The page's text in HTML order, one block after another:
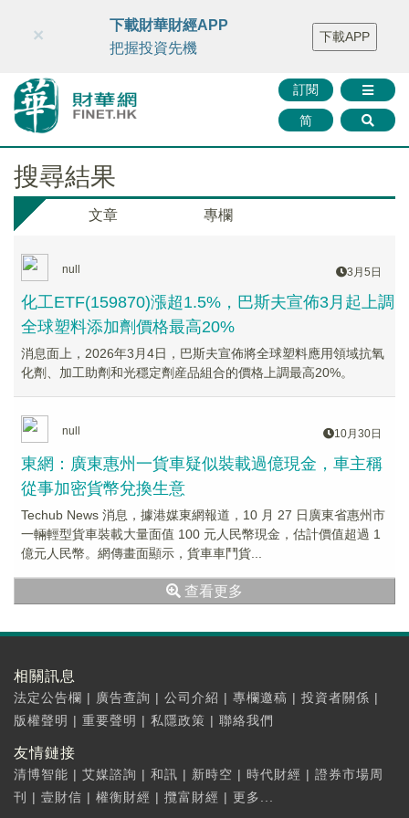
財華智庫網 FINTV FINMETA 財華證券 媒體矩陣
智庫沙龍
聯絡我們
訂閱
简
×
下載財華財經APP
把握投資先機
下載APP
搜尋結果
文章 專欄
null 3月5日
化工ETF(159870)漲超1.5%，巴斯夫宣佈3月起上調
全球塑料添加劑價格最高20%
消息面上，2026年3月4日，巴斯夫宣佈將全球塑料應用領域抗氧
化劑、加工助劑和光穩定劑産品組合的價格上調最高20%。
null 10月30日
東網：廣東惠州一貨車疑似裝載過億現金，車主稱
從事加密貨幣兌換生意
Techub News 消息，據港媒東網報道，10 月 27 日廣東省惠州市
一輛輕型貨車裝載大量面值 100 元人民幣現金，估計價值超過 1
億元人民幣。網傳畫面顯示，貨車車鬥貨...
查看更多
相關訊息
法定公告欄 | 廣告查詢 | 公司介紹 | 專欄邀稿 | 投資者關係 |
版權聲明 | 重要聲明 | 私隱政策 | 聯絡我們
友情鏈接
清博智能 | 艾媒諮詢 | 和訊 | 新時空 | 時代財經 | 證券市場周
刊
| 壹財信 | 權衡財經 | 攬富財經 | 更多...